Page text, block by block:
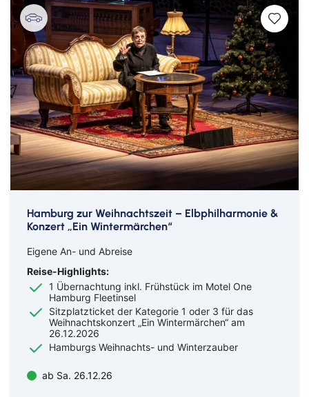
Hamburg zur Weihnachtszeit – Elbphilharmonie &
Konzert „Ein Wintermärchen“
Eigene An- und Abreise
Reise-Highlights:
1 Übernachtung inkl. Frühstück im Motel One
Hamburg Fleetinsel
Sitzplatzticket der Kategorie 1 oder 3 für das
Weihnachtskonzert „Ein Wintermärchen“ am
26.12.2026
Hamburgs Weihnachts- und Winterzauber
ab Sa. 26.12.26